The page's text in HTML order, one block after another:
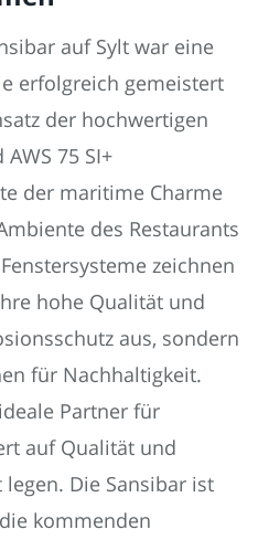
auf Sylt war eine
erfolgreich gemeistert
der hochwertigen
75 SI+
der maritime Charme
des Restaurants
zeichnen
hohe Qualität und
aus, sondern
für Nachhaltigkeit.
Partner für
auf Qualität und
Die Sansibar ist
kommenden